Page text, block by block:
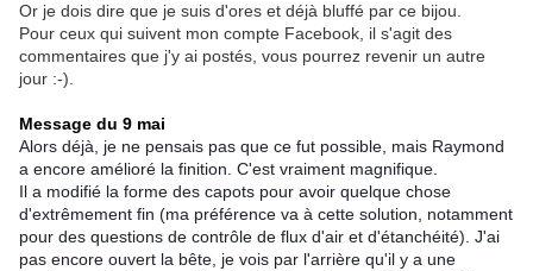
Or je dois dire que je suis d'ores et déjà bluffé par ce bijou.
Pour ceux qui suivent mon compte Facebook, il s'agit des
commentaires que j'y ai postés, vous pourrez revenir un autre
jour :-).
Message du 9 mai
Alors déjà, je ne pensais pas que ce fut possible, mais Raymond
a encore amélioré la finition. C'est vraiment magnifique.
Il a modifié la forme des capots pour avoir quelque chose
d'extrêmement fin (ma préférence va à cette solution, notamment
pour des questions de contrôle de flux d'air et d'étanchéité). J'ai
pas encore ouvert la bête, je vois par l'arrière qu'il y a une